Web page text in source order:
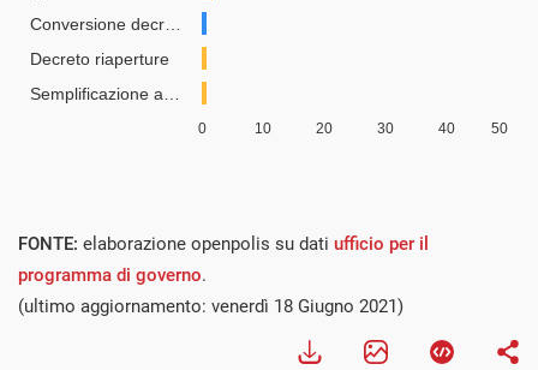
FONTE: elaborazione openpolis su dati ufficio per il
programma di governo.
(ultimo aggiornamento: venerdì 18 Giugno 2021)